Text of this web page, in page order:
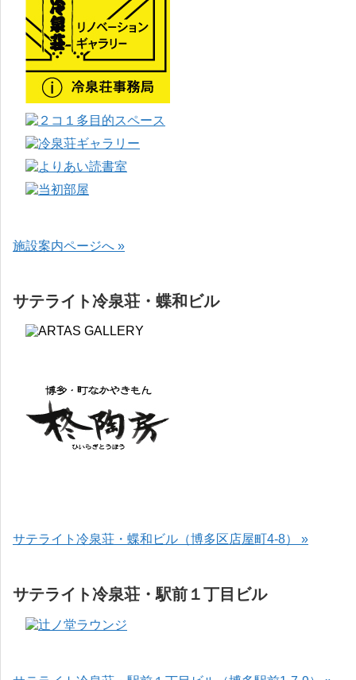
施設案内ページへ »
サテライト冷泉荘・蝶和ビル
サテライト冷泉荘・蝶和ビル（博多区店屋町4-8） »
サテライト冷泉荘・駅前１丁目ビル